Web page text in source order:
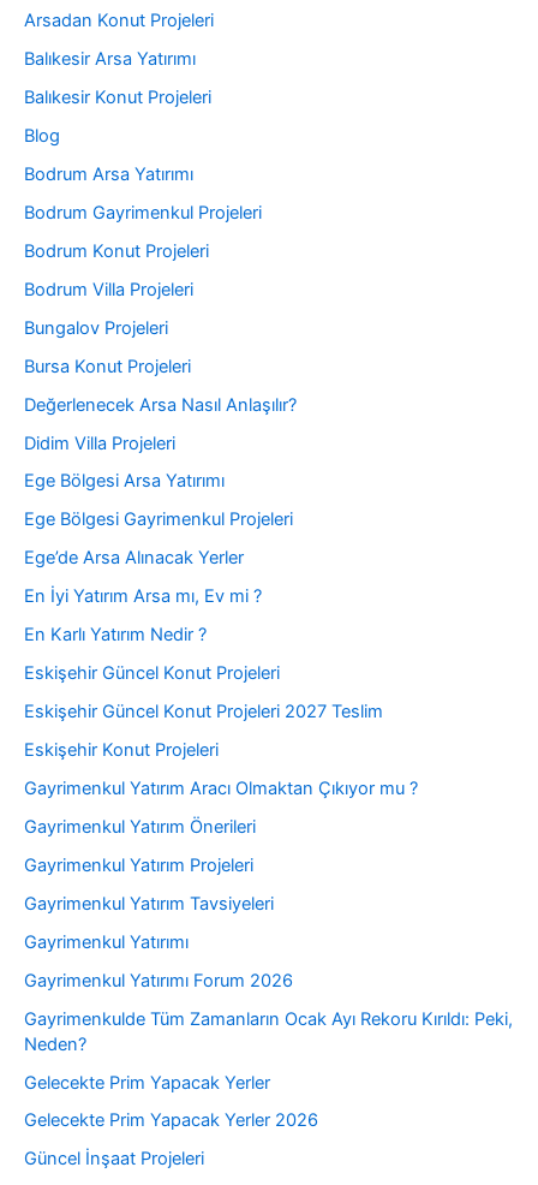
Arsadan Konut Projeleri
Balıkesir Arsa Yatırımı
Balıkesir Konut Projeleri
Blog
Bodrum Arsa Yatırımı
Bodrum Gayrimenkul Projeleri
Bodrum Konut Projeleri
Bodrum Villa Projeleri
Bungalov Projeleri
Bursa Konut Projeleri
Değerlenecek Arsa Nasıl Anlaşılır?
Didim Villa Projeleri
Ege Bölgesi Arsa Yatırımı
Ege Bölgesi Gayrimenkul Projeleri
Ege’de Arsa Alınacak Yerler
En İyi Yatırım Arsa mı, Ev mi ?
En Karlı Yatırım Nedir ?
Eskişehir Güncel Konut Projeleri
Eskişehir Güncel Konut Projeleri 2027 Teslim
Eskişehir Konut Projeleri
Gayrimenkul Yatırım Aracı Olmaktan Çıkıyor mu ?
Gayrimenkul Yatırım Önerileri
Gayrimenkul Yatırım Projeleri
Gayrimenkul Yatırım Tavsiyeleri
Gayrimenkul Yatırımı
Gayrimenkul Yatırımı Forum 2026
Gayrimenkulde Tüm Zamanların Ocak Ayı Rekoru Kırıldı: Peki,
Neden?
Gelecekte Prim Yapacak Yerler
Gelecekte Prim Yapacak Yerler 2026
Güncel İnşaat Projeleri